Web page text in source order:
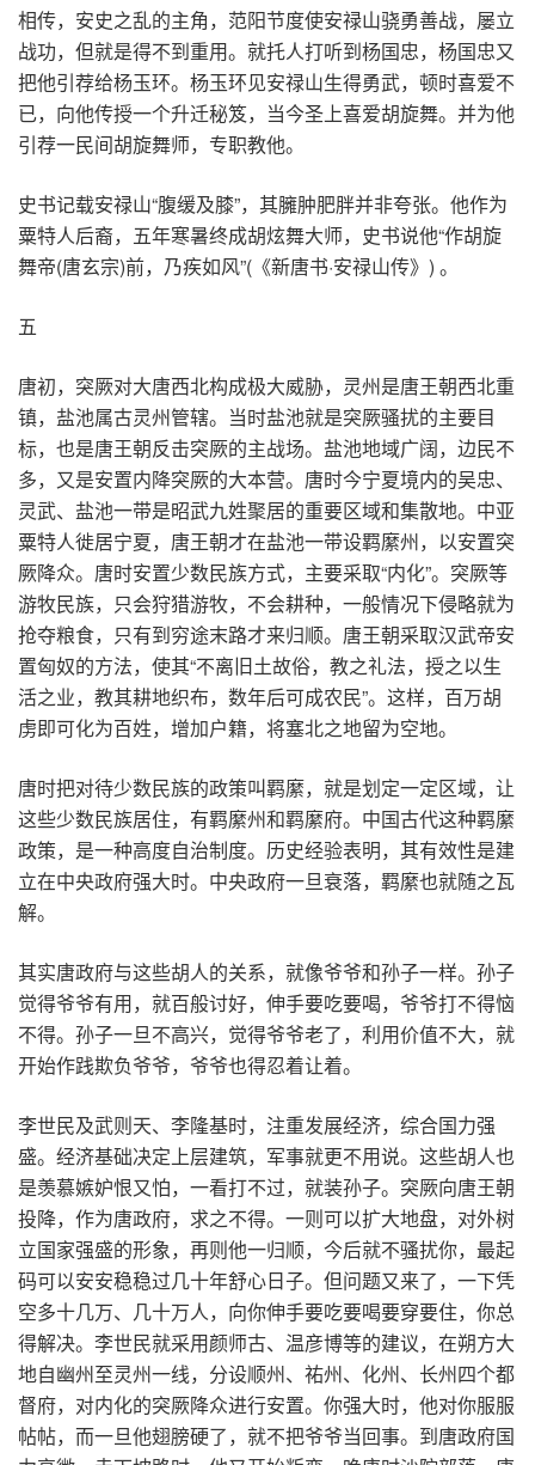
相传，安史之乱的主角，范阳节度使安禄山骁勇善战，屡立
战功，但就是得不到重用。就托人打听到杨国忠，杨国忠又
把他引荐给杨玉环。杨玉环见安禄山生得勇武，顿时喜爱不
已，向他传授一个升迁秘笈，当今圣上喜爱胡旋舞。并为他
引荐一民间胡旋舞师，专职教他。
史书记载安禄山“腹缓及膝”，其臃肿肥胖并非夸张。他作为
粟特人后裔，五年寒暑终成胡炫舞大师，史书说他“作胡旋
舞帝(唐玄宗)前，乃疾如风”(《新唐书·安禄山传》) 。
五
唐初，突厥对大唐西北构成极大威胁，灵州是唐王朝西北重
镇，盐池属古灵州管辖。当时盐池就是突厥骚扰的主要目
标，也是唐王朝反击突厥的主战场。盐池地域广阔，边民不
多，又是安置内降突厥的大本营。唐时今宁夏境内的吴忠、
灵武、盐池一带是昭武九姓聚居的重要区域和集散地。中亚
粟特人徙居宁夏，唐王朝才在盐池一带设羁縻州，以安置突
厥降众。唐时安置少数民族方式，主要采取“内化”。突厥等
游牧民族，只会狩猎游牧，不会耕种，一般情况下侵略就为
抢夺粮食，只有到穷途末路才来归顺。唐王朝采取汉武帝安
置匈奴的方法，使其“不离旧土故俗，教之礼法，授之以生
活之业，教其耕地织布，数年后可成农民”。这样，百万胡
虏即可化为百姓，增加户籍，将塞北之地留为空地。
唐时把对待少数民族的政策叫羁縻，就是划定一定区域，让
这些少数民族居住，有羁縻州和羁縻府。中国古代这种羁縻
政策，是一种高度自治制度。历史经验表明，其有效性是建
立在中央政府强大时。中央政府一旦衰落，羁縻也就随之瓦
解。
其实唐政府与这些胡人的关系，就像爷爷和孙子一样。孙子
觉得爷爷有用，就百般讨好，伸手要吃要喝，爷爷打不得恼
不得。孙子一旦不高兴，觉得爷爷老了，利用价值不大，就
开始作践欺负爷爷，爷爷也得忍着让着。
李世民及武则天、李隆基时，注重发展经济，综合国力强
盛。经济基础决定上层建筑，军事就更不用说。这些胡人也
是羡慕嫉妒恨又怕，一看打不过，就装孙子。突厥向唐王朝
投降，作为唐政府，求之不得。一则可以扩大地盘，对外树
立国家强盛的形象，再则他一归顺，今后就不骚扰你，最起
码可以安安稳稳过几十年舒心日子。但问题又来了，一下凭
空多十几万、几十万人，向你伸手要吃要喝要穿要住，你总
得解决。李世民就采用颜师古、温彦博等的建议，在朔方大
地自幽州至灵州一线，分设顺州、祐州、化州、长州四个都
督府，对内化的突厥降众进行安置。你强大时，他对你服服
帖帖，而一旦他翅膀硬了，就不把爷爷当回事。到唐政府国